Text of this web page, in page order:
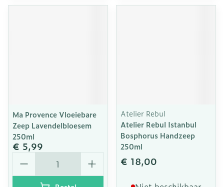
Ma Provence Vloeiebare
Zeep Lavendelbloesem
250ml
€ 5,99
Aantal
Atelier Rebul
Atelier Rebul Istanbul
Bosphorus Handzeep
250ml
€ 18,00